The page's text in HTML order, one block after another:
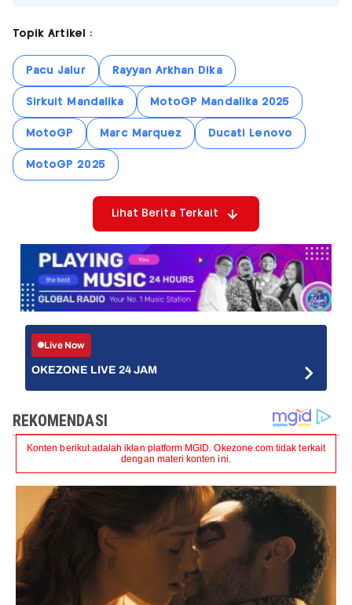
Topik Artikel :
Pacu Jalur Rayyan Arkhan Dika
Sirkuit Mandalika MotoGP Mandalika 2025
MotoGP Marc Marquez Ducati Lenovo
MotoGP 2025
Lihat Berita Terkait
Live Now
OKEZONE LIVE 24 JAM